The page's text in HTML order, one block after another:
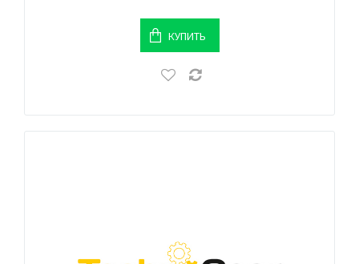
КУПИТЬ